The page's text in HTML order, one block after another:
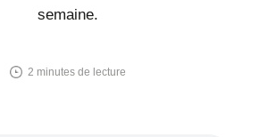
semaine.
2 minutes de lecture